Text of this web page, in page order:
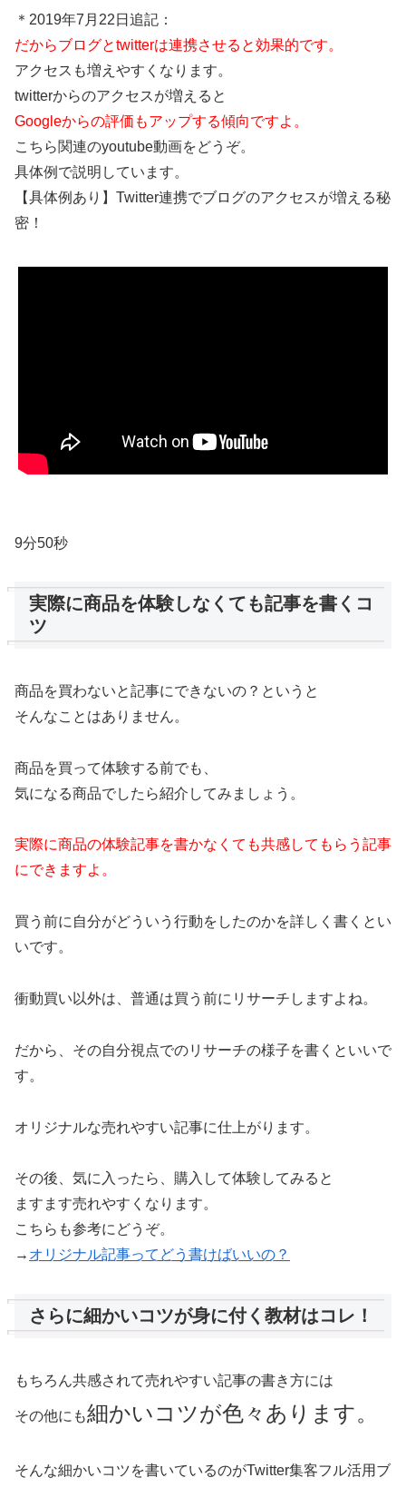
＊2019年7月22日追記：
だからブログとtwitterは連携させると効果的です。
アクセスも増えやすくなります。
twitterからのアクセスが増えると
Googleからの評価もアップする傾向ですよ。
こちら関連のyoutube動画をどうぞ。
具体例で説明しています。
【具体例あり】Twitter連携でブログのアクセスが増える秘
密！
9分50秒
実際に商品を体験しなくても記事を書くコ
ツ
商品を買わないと記事にできないの？というと
そんなことはありません。
商品を買って体験する前でも、
気になる商品でしたら紹介してみましょう。
実際に商品の体験記事を書かなくても共感してもらう記事
にできますよ。
買う前に自分がどういう行動をしたのかを詳しく書くとい
いです。
衝動買い以外は、普通は買う前にリサーチしますよね。
だから、その自分視点でのリサーチの様子を書くといいで
す。
オリジナルな売れやすい記事に仕上がります。
その後、気に入ったら、購入して体験してみると
ますます売れやすくなります。
こちらも参考にどうぞ。
→ オリジナル記事ってどう書けばいいの？
さらに細かいコツが身に付く教材はコレ！
もちろん共感されて売れやすい記事の書き方には
その他にも細かいコツが色々あります。
そんな細かいコツを書いているのがTwitter集客フル活用ブ